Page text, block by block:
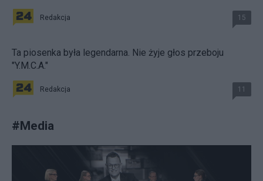
Redakcja 15
Ta piosenka była legendarna. Nie żyje głos przeboju
"Y.M.C.A."
Redakcja 11
#Media